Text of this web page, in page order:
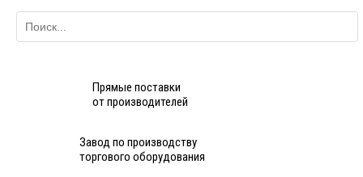
Прямые поставки
от производителей
Завод по производству
торгового оборудования